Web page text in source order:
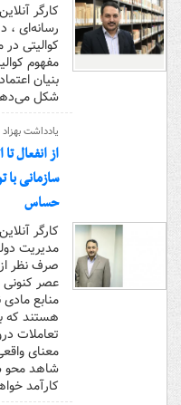
کارگر
رسانه‌ای ،
کوالیتی
مفهوم
بنیان
شکل
یادداشت بهزاد
از انفعال
سازمانی
حساس
کارگر
مدیریت
صرف نظر
عصر کنونی
منابع
هستند که
تعاملات
معنای
شاهد محو
کارآمد